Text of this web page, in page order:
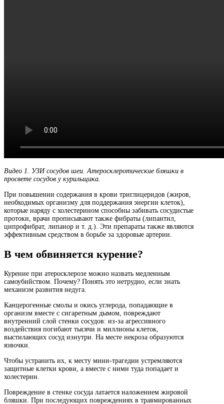
Видео 1. УЗИ сосудов шеи. Атеросклеротические бляшки в
просвете сосудов у курильщика.
При повышении содержания в крови триглицеридов (жиров,
необходимых организму для поддержания энергии клеток),
которые наряду с холестерином способны забивать сосудистые
протоки, врачи прописывают также фибраты (липантил,
ципрофибрат, липанор и т. д.). Эти препараты также являются
эффективным средством в борьбе за здоровые артерии.
В чем обвиняется курение?
Курение при атеросклерозе можно назвать медленным
самоубийством. Почему? Понять это нетрудно, если знать
механизм развития недуга.
Канцерогенные смолы и окись углерода, попадающие в
организм вместе с сигаретным дымом, повреждают
внутренний слой стенки сосудов: из-за агрессивного
воздействия погибают тысячи и миллионы клеток,
выстилающих сосуд изнутри. На месте некроза образуются
язвочки.
Чтобы устранить их, к месту мини-трагедии устремляются
защитные клетки крови, а вместе с ними туда попадает и
холестерин.
Повреждение в стенке сосуда латается наложением жировой
бляшки. При последующих повреждениях в травмированных